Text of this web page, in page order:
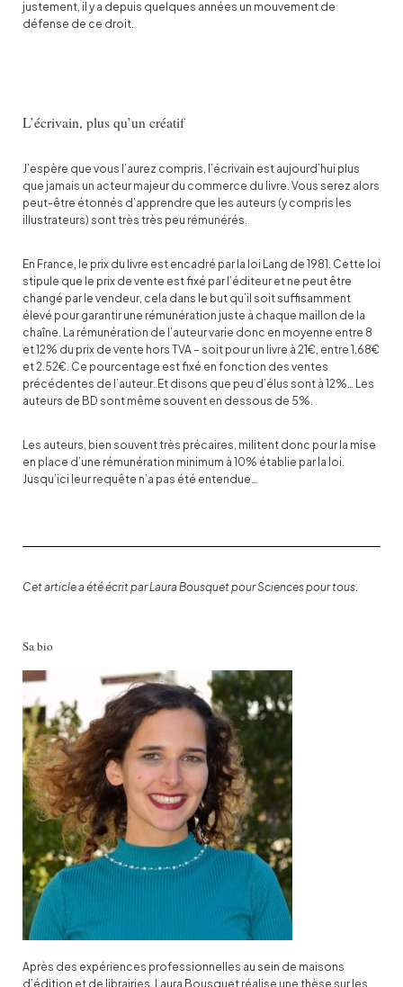
justement, il y a depuis quelques années un mouvement de
défense de ce droit.
L’écrivain, plus qu’un créatif
J’espère que vous l’aurez compris, l’écrivain est aujourd’hui plus
que jamais un acteur majeur du commerce du livre. Vous serez alors
peut-être étonnés d’apprendre que les auteurs (y compris les
illustrateurs) sont très très peu rémunérés.
En France, le prix du livre est encadré par la loi Lang de 1981. Cette loi
stipule que le prix de vente est fixé par l’éditeur et ne peut être
changé par le vendeur, cela dans le but qu’il soit suffisamment
élevé pour garantir une rémunération juste à chaque maillon de la
chaîne. La rémunération de l’auteur varie donc en moyenne entre 8
et 12% du prix de vente hors TVA – soit pour un livre à 21€, entre 1.68€
et 2.52€. Ce pourcentage est fixé en fonction des ventes
précédentes de l’auteur. Et disons que peu d’élus sont à 12%… Les
auteurs de BD sont même souvent en dessous de 5%.
Les auteurs, bien souvent très précaires, militent donc pour la mise
en place d’une rémunération minimum à 10% établie par la loi.
Jusqu’ici leur requête n’a pas été entendue…
Cet article a été écrit par Laura Bousquet pour Sciences pour tous
Sa bio
Après des expériences professionnelles au sein de maisons
d’édition et de librairies, Laura Bousquet réalise une thèse sur les